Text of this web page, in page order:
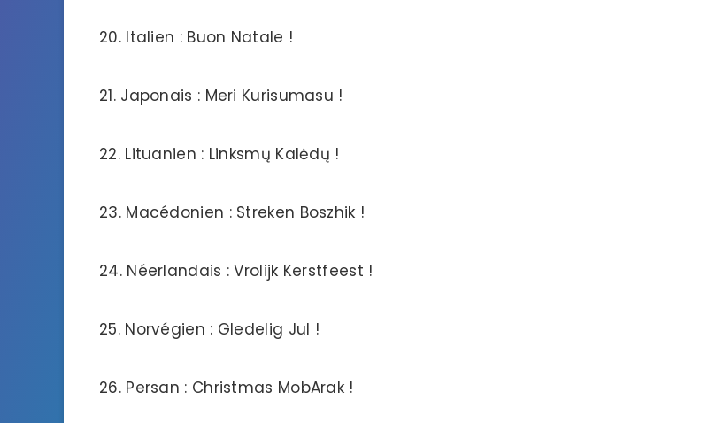
20. Italien : Buon Natale !
21. Japonais : Meri Kurisumasu !
22. Lituanien : Linksmų Kalėdų !
23. Macédonien : Streken Boszhik !
24. Néerlandais : Vrolijk Kerstfeest !
25. Norvégien : Gledelig Jul !
26. Persan : Christmas MobArak !